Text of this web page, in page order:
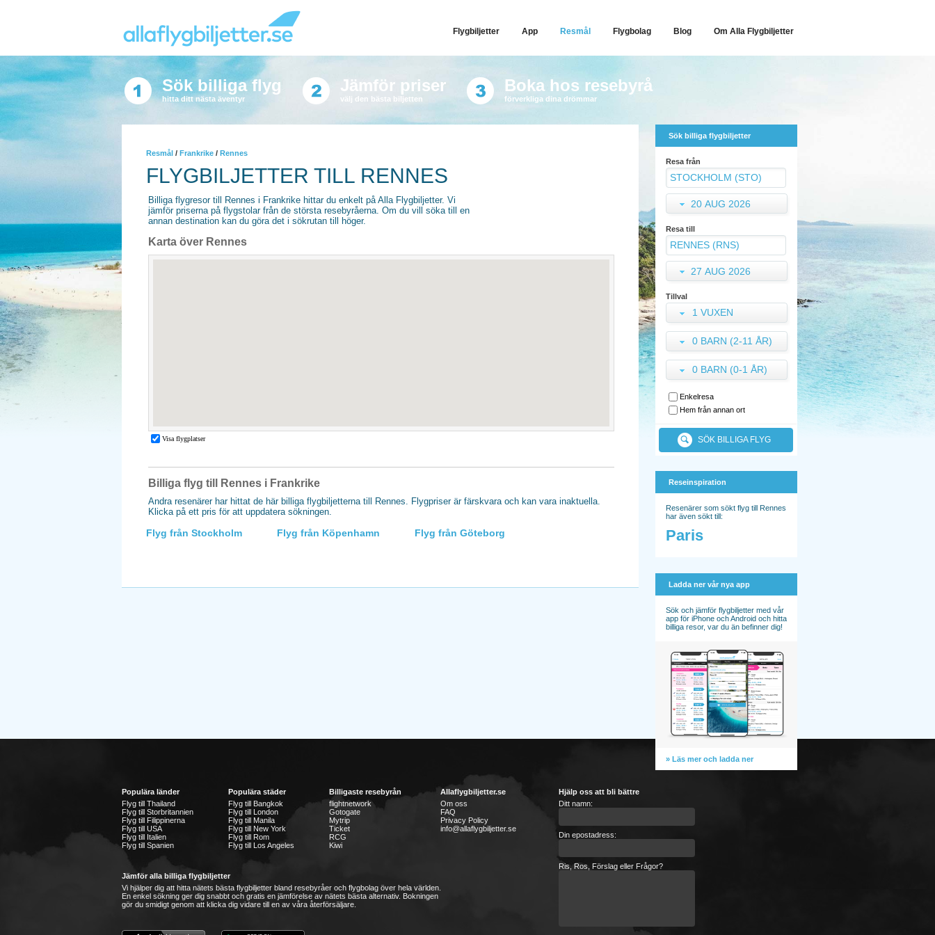
Flygbiljetter App Resmål Flygbolag Blog Om Alla Flygbiljetter
Sök billiga flyg
hitta ditt nästa äventyr
Jämför priser
välj den bästa biljetten
Boka hos resebyrå
förverkliga dina drömmar
Resmål / Frankrike / Rennes
FLYGBILJETTER TILL RENNES
Billiga flygresor till Rennes i Frankrike hittar du enkelt på Alla Flygbiljetter. Vi
jämför priserna på flygstolar från de största resebyråerna. Om du vill söka till en
annan destination kan du göra det i sökrutan till höger.
Karta över Rennes
Billiga flyg till Rennes i Frankrike
Andra resenärer har hittat de här billiga flygbiljetterna till Rennes. Flygpriser är färskvara och kan vara inaktuella.
Klicka på ett pris för att uppdatera sökningen.
Flyg från Stockholm Flyg från Köpenhamn Flyg från Göteborg
Sök billiga flygbiljetter
Resa från
20 AUG 2026
Resa till
27 AUG 2026
Tillval
1 VUXEN
0 BARN (2-11 ÅR)
0 BARN (0-1 ÅR)
Enkelresa
Hem från annan ort
SÖK BILLIGA FLYG
Reseinspiration
Resenärer som sökt flyg till Rennes
har även sökt till:
Paris
Ladda ner vår nya app
Sök och jämför flygbiljetter med vår
app för iPhone och Android och hitta
billiga resor, var du än befinner dig!
» Läs mer och ladda ner
Populära länder
Flyg till Thailand
Flyg till Storbritannien
Flyg till Filippinerna
Flyg till USA
Flyg till Italien
Flyg till Spanien
Populära städer
Flyg till Bangkok
Flyg till London
Flyg till Manila
Flyg till New York
Flyg till Rom
Flyg till Los Angeles
Billigaste resebyrån
flightnetwork
Gotogate
Mytrip
Ticket
RCG
Kiwi
Allaflygbiljetter.se
Om oss
FAQ
Privacy Policy
info@allaflygbiljetter.se
Jämför alla billiga flygbiljetter
Vi hjälper dig att hitta nätets bästa flygbiljetter bland resebyråer och flygbolag över hela världen.
En enkel sökning ger dig snabbt och gratis en jämförelse av nätets bästa alternativ. Bokningen
gör du smidigt genom att klicka dig vidare till en av våra återförsäljare.
Hjälp oss att bli bättre
Ditt namn:
Din epostadress:
Ris, Ros, Förslag eller Frågor?